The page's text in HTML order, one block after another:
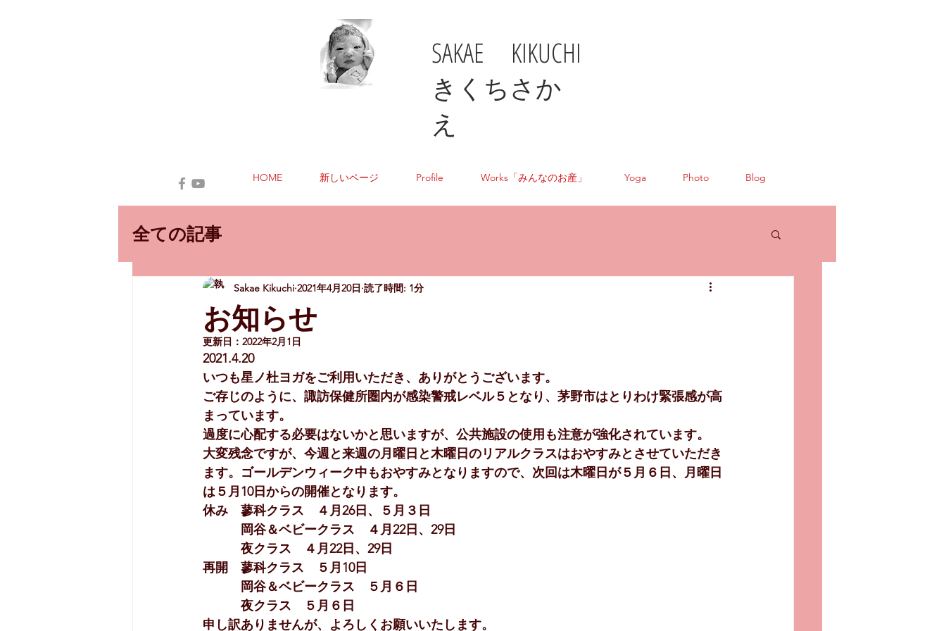
SAKAE KIKUCHI
​きくちさか
え
HOME 新しいページ Profile Works「みんなのお産」 Yoga Photo Blog
全ての記事
お知らせ
Sakae Kikuchi 2021年4月20日 読了時間: 1分
更新日： 2022年2月1日
2021.4.20
いつも星ノ杜ヨガをご利用いただき、ありがとうございます。
ご存じのように、諏訪保健所圏内が感染警戒レベル５となり、茅野市はとりわけ緊張感が高
まっています。
過度に心配する必要はないかと思いますが、公共施設の使用も注意が強化されています。
大変残念ですが、今週と来週の月曜日と木曜日のリアルクラスはおやすみとさせていただき
ます。ゴールデンウィーク中もおやすみとなりますので、次回は木曜日が５月６日、月曜日
は５月10日からの開催となります。
休み　蓼科クラス　４月26日、５月３日
岡谷＆ベビークラス　４月22日、29日
夜クラス　４月22日、29日
再開　蓼科クラス　５月10日
岡谷＆ベビークラス　５月６日
夜クラス　５月６日
申し訳ありませんが、よろしくお願いいたします。